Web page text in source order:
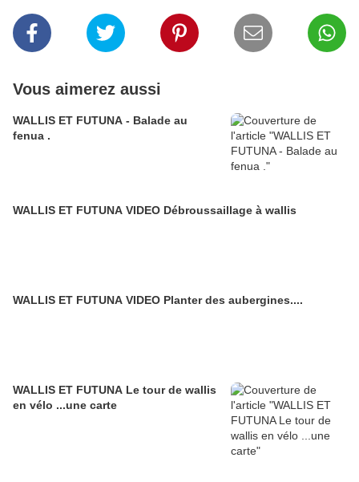
Vous aimerez aussi
WALLIS ET FUTUNA - Balade au
fenua .
WALLIS ET FUTUNA VIDEO Débroussaillage à wallis
WALLIS ET FUTUNA VIDEO Planter des aubergines....
WALLIS ET FUTUNA Le tour de wallis
en vélo ...une carte